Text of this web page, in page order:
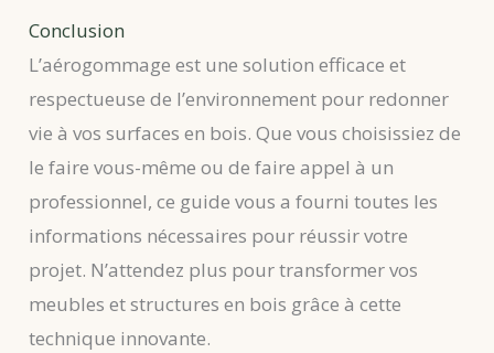
Conclusion
L’aérogommage est une solution efficace et
respectueuse de l’environnement pour redonner
vie à vos surfaces en bois. Que vous choisissiez de
le faire vous-même ou de faire appel à un
professionnel, ce guide vous a fourni toutes les
informations nécessaires pour réussir votre
projet. N’attendez plus pour transformer vos
meubles et structures en bois grâce à cette
technique innovante.